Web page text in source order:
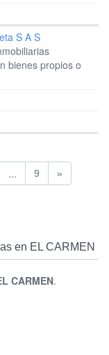
S A S
bienes propios o
... 9 »
en EL CARMEN
CARMEN.